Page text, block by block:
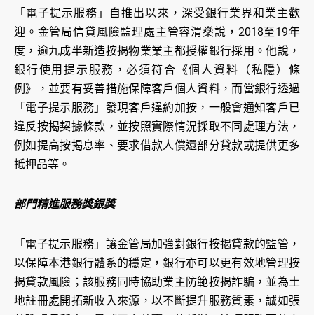
「電子提示服務」自推出以來，深受銀行業界和業主歡
迎。金管局信貸風險監理處主管容渭燊說，2018至19年
度，逾九成半新造按揭物業業主都授權銀行採用。他說，
銀行使用提示服務，必須符合《個人資料（私隱）條
例》，並要有妥善措施保障客戶個人資料，而當銀行透過
「電子提示服務」發現客戶違約加按，一般會通知客戶已
違反按揭契據條款，並按照實際情況採取不同處理方法，
例如提高按揭息率、要求借款人償還部分貸款或提供更多
抵押品等。
部門精進服務獎銀獎
「電子提示服務」讓金管局加強對銀行按揭貸款的監管，
以保障本港銀行體系的穩定，銀行亦可以更有效地管理按
揭貸款風險；該服務同時協助業主防範按揭詐騙，並為土
地註冊處開拓新收入來源，以不斷提升服務質素，誠如張